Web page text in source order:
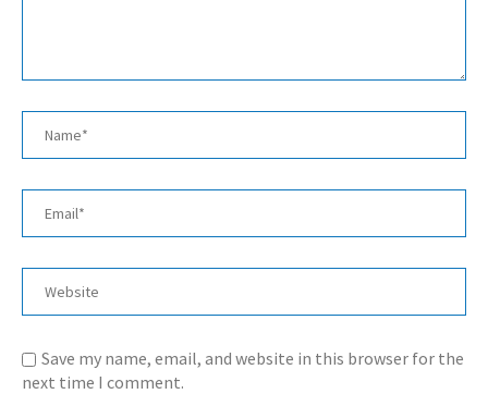
Save my name, email, and website in this browser for the
next time I comment.